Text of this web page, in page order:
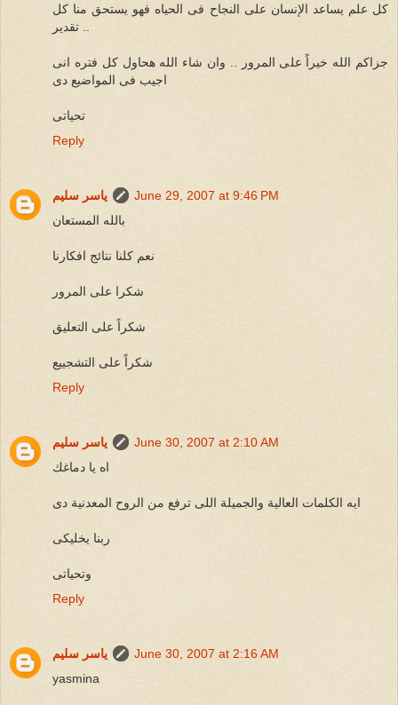
كل علم يساعد الإنسان على النجاح فى الحياه فهو يستحق منا كل
جزاكم الله خيراً على المرور .. وان شاء الله هحاول كل فتره انى
اجيب فى المواضيع دى
تحياتى
Reply
ياسر سليم
June 29, 2007 at 9:46 PM
بالله المستعان
نعم كلنا نتائج افكارنا
شكرا على المرور
شكراً على التعليق
شكراً على التشجييع
Reply
ياسر سليم
June 30, 2007 at 2:10 AM
اه يا دماغك
ايه الكلمات العالية والجميلة اللى ترفع من الروح المعدنية دى
ربنا يخليكى
وتحياتى
Reply
ياسر سليم
June 30, 2007 at 2:16 AM
yasmina